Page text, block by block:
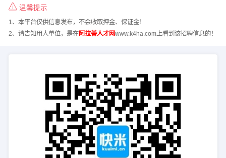
温馨提示
1、本平台仅供信息发布，不会收取押金、保证金！
2、请告知用人单位，是在阿拉善人才网www.k4ha.com上看到该招聘信息的！